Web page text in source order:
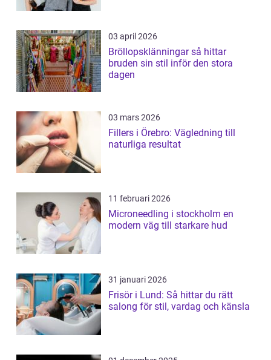
03 april 2026
Bröllopsklänningar så hittar
bruden sin stil inför den stora
dagen
03 mars 2026
Fillers i Örebro: Vägledning till
naturliga resultat
11 februari 2026
Microneedling i stockholm en
modern väg till starkare hud
31 januari 2026
Frisör i Lund: Så hittar du rätt
salong för stil, vardag och känsla